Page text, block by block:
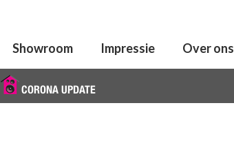
Showroom Impressie Over ons
CORONA UPDATE